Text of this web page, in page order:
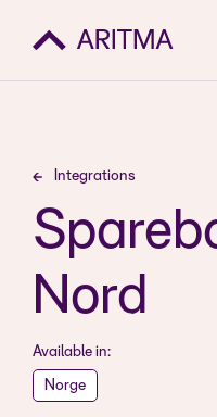
Integrations
Nord
Available in:
Norge